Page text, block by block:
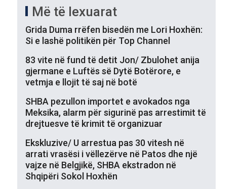
Më të lexuarat
Grida Duma rrëfen bisedën me Lori Hoxhën:
Si e lashë politikën për Top Channel
83 vite në fund të detit Jon/ Zbulohet anija
gjermane e Luftës së Dytë Botërore, e
vetmja e llojit të saj në botë
SHBA pezullon importet e avokados nga
Meksika, alarm për sigurinë pas arrestimit të
drejtuesve të krimit të organizuar
Ekskluzive/ U arrestua pas 30 vitesh në
arrati vrasësi i vëllezërve në Patos dhe një
vajze në Belgjikë, SHBA ekstradon në
Shqipëri Sokol Hoxhën